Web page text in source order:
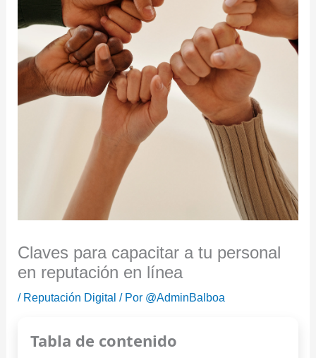
Claves para capacitar a tu personal
en reputación en línea
/ Reputación Digital / Por @AdminBalboa
Tabla de contenido